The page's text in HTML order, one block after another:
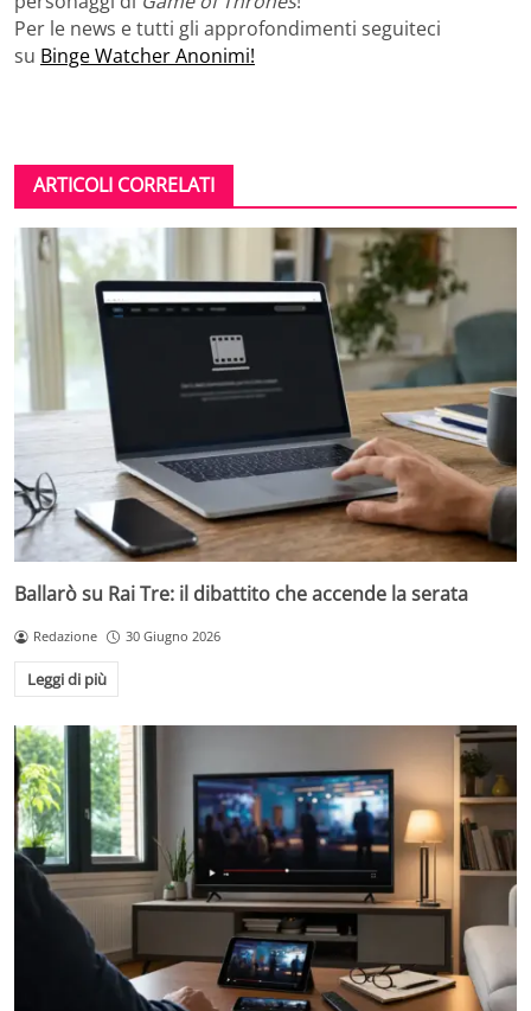
Per le news e tutti gli approfondimenti seguiteci
su Binge Watcher Anonimi!
ARTICOLI CORRELATI
Ballarò su Rai Tre: il dibattito che accende la serata
Redazione 30 Giugno 2026
Leggi di più